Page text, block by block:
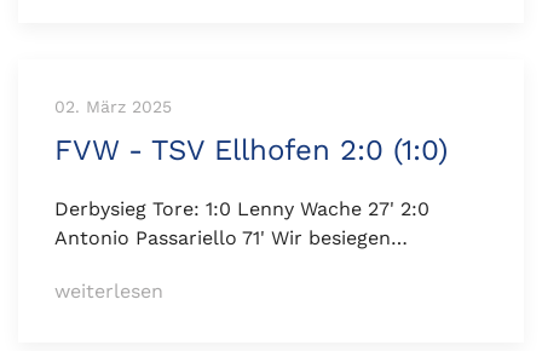
02. März 2025
FVW - TSV Ellhofen 2:0 (1:0)
Derbysieg Tore: 1:0 Lenny Wache 27' 2:0
Antonio Passariello 71' Wir besiegen…
weiterlesen